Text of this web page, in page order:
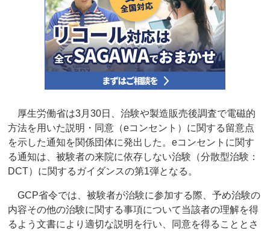
厚生労働省は3月30日、治験や製造販売後調査で電磁的
方法を用いた説明・同意（eコンセント）に関する留意点
を示した通知を関係団体に発出した。eコンセントに関す
る通知は、被験者の来院に依存しない治験（分散型治験：
DCT）に関するガイダンスの第1弾となる。
GCP省令では、被験者が治験に参加する際、予め治験の
内容その他の治験に関する事項について当該者の理解を得
るよう文書により適切な説明を行い、同意を得ることとさ